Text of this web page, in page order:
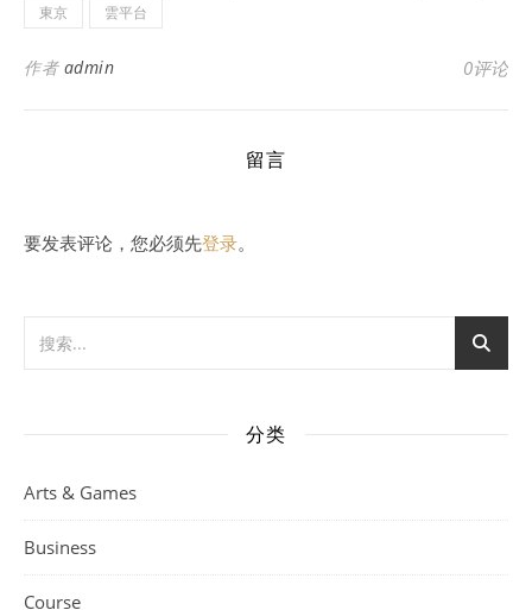
東京
雲平台
作者 admin 0评论
留言
要发表评论，您必须先登录。
分类
Arts & Games
Business
Course